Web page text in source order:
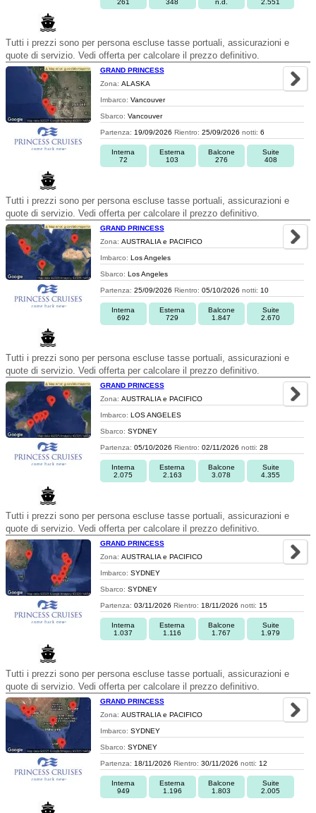
261 348 n.d. 2.551
Tutti i prezzi sono per persona escluse tasse portuali, assicurazioni e
quote di servizio. Vedi offerta per calcolare il prezzo definitivo.
GRAND PRINCESS
Zona: ALASKA
Imbarco: Vancouver
Sbarco: Vancouver
Partenza: 19/09/2026 Rientro: 25/09/2026 notti: 6
Interna
72
Esterna
103
Balcone
276
Suite
408
Tutti i prezzi sono per persona escluse tasse portuali, assicurazioni e
quote di servizio. Vedi offerta per calcolare il prezzo definitivo.
GRAND PRINCESS
Zona: AUSTRALIA e PACIFICO
Imbarco: Los Angeles
Sbarco: Los Angeles
Partenza: 25/09/2026 Rientro: 05/10/2026 notti: 10
Interna
692
Esterna
729
Balcone
1.847
Suite
2.670
Tutti i prezzi sono per persona escluse tasse portuali, assicurazioni e
quote di servizio. Vedi offerta per calcolare il prezzo definitivo.
GRAND PRINCESS
Zona: AUSTRALIA e PACIFICO
Imbarco: LOS ANGELES
Sbarco: SYDNEY
Partenza: 05/10/2026 Rientro: 02/11/2026 notti: 28
Interna
2.075
Esterna
2.163
Balcone
3.078
Suite
4.355
Tutti i prezzi sono per persona escluse tasse portuali, assicurazioni e
quote di servizio. Vedi offerta per calcolare il prezzo definitivo.
GRAND PRINCESS
Zona: AUSTRALIA e PACIFICO
Imbarco: SYDNEY
Sbarco: SYDNEY
Partenza: 03/11/2026 Rientro: 18/11/2026 notti: 15
Interna
1.037
Esterna
1.116
Balcone
1.767
Suite
1.979
Tutti i prezzi sono per persona escluse tasse portuali, assicurazioni e
quote di servizio. Vedi offerta per calcolare il prezzo definitivo.
GRAND PRINCESS
Zona: AUSTRALIA e PACIFICO
Imbarco: SYDNEY
Sbarco: SYDNEY
Partenza: 18/11/2026 Rientro: 30/11/2026 notti: 12
Interna
949
Esterna
1.196
Balcone
1.803
Suite
2.005